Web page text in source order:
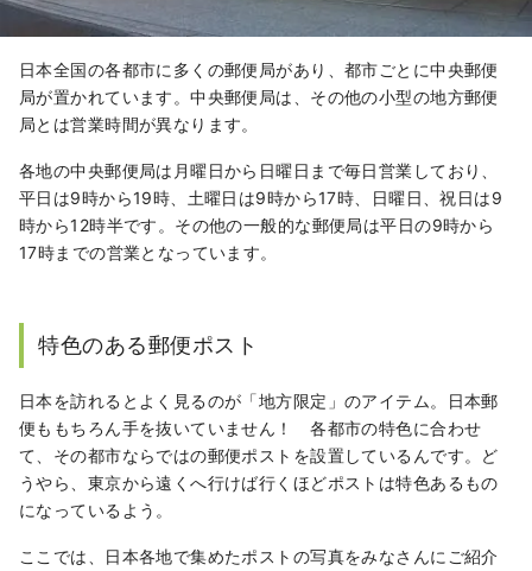
日本全国の各都市に多くの郵便局があり、都市ごとに中央郵便
局が置かれています。中央郵便局は、その他の小型の地方郵便
局とは営業時間が異なります。
各地の中央郵便局は月曜日から日曜日まで毎日営業しており、
平日は9時から19時、土曜日は9時から17時、日曜日、祝日は9
時から12時半です。その他の一般的な郵便局は平日の9時から
17時までの営業となっています。
特色のある郵便ポスト
日本を訪れるとよく見るのが「地方限定」のアイテム。日本郵
便ももちろん手を抜いていません！ 各都市の特色に合わせ
て、その都市ならではの郵便ポストを設置しているんです。ど
うやら、東京から遠くへ行けば行くほどポストは特色あるもの
になっているよう。
ここでは、日本各地で集めたポストの写真をみなさんにご紹介